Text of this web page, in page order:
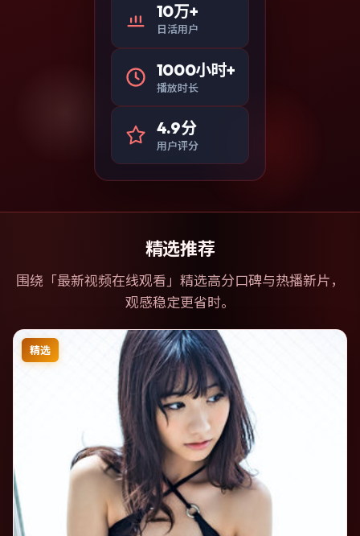
10万+
日活用户
1000小时+
播放时长
4.9分
用户评分
精选推荐
围绕「最新视频在线观看 」精选高分口碑与热播新片，
观感稳定更省时。
精选